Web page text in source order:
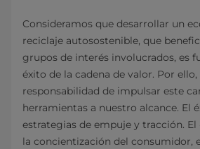
Consideramos que desarrollar un
reciclaje autosostenible, que
grupos de interés involucrados, es
éxito de la cadena de valor. Por
responsabilidad de impulsar este
herramientas a nuestro alcance. El
estrategias de empuje y tracción. El
la concientización del consumidor,